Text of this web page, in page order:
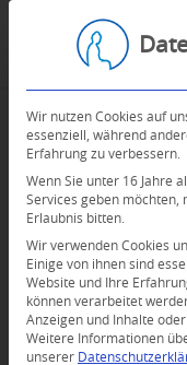
Wir nutzen Cookies auf
essenziell, während
Erfahrung zu verbessern.
Wenn Sie unter 16 Jahre
Services geben möchten,
Erlaubnis bitten.
Wir verwenden Cookies
Einige von ihnen sind
Website und Ihre
können verarbeitet
Anzeigen und Inhalte
Weitere Informationen
unserer